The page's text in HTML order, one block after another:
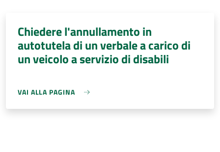
Chiedere l'annullamento in
autotutela di un verbale a carico di
un veicolo a servizio di disabili
VAI ALLA PAGINA